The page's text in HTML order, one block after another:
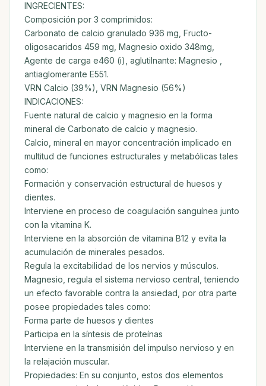
INGRECIENTES:
Composición por 3 comprimidos:
Carbonato de calcio granulado 936 mg, Fructo-
oligosacaridos 459 mg, Magnesio oxido 348mg,
Agente de carga e460 (i), aglutilnante: Magnesio ,
antiaglomerante E551.
VRN Calcio (39%), VRN Magnesio (56%)
INDICACIONES:
Fuente natural de calcio y magnesio en la forma
mineral de Carbonato de calcio y magnesio.
Calcio, mineral en mayor concentración implicado en
multitud de funciones estructurales y metabólicas tales
como:
Formación y conservación estructural de huesos y
dientes.
Interviene en proceso de coagulación sanguínea junto
con la vitamina K.
Interviene en la absorción de vitamina B12 y evita la
acumulación de minerales pesados.
Regula la excitabilidad de los nervios y músculos.
Magnesio, regula el sistema nervioso central, teniendo
un efecto favorable contra la ansiedad, por otra parte
posee propiedades tales como:
Forma parte de huesos y dientes
Participa en la síntesis de proteínas
Interviene en la transmisión del impulso nervioso y en
la relajación muscular.
Propiedades: En su conjunto, estos dos elementos